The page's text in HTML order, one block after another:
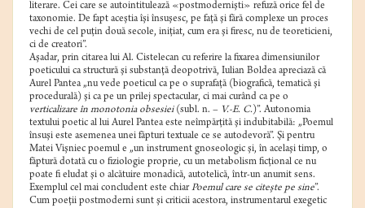
literare. Cei care se autointitulează «postmodernişti» refuză orice fel de
taxonomie. De fapt aceştia îşi însuşesc, pe faţă şi fără complexe un proces
vechi de cel puţin două secole, iniţiat, cum era şi firesc, nu de teoreticieni,
ci de creatori”.
Aşadar, prin citarea lui Al. Cistelecan cu referire la fixarea dimensiunilor
poeticului ca structură şi substanţă deopotrivă, Iulian Boldea apreciază că
Aurel Pantea „nu vede poeticul ca pe o suprafaţă (biografică, tematică şi
procedurală) şi ca pe un prilej spectacular, ci mai curând ca pe o
verticalizare în monotonia obsesiei(subl. n. – V.-E. C.)”. Autonomia
textului poetic al lui Aurel Pantea este neîmpărţită şi indubitabilă: „Poemul
însuşi este asemenea unei făpturi textuale ce se autodevoră”. Şi pentru
Matei Vişniec poemul e „un instrument gnoseologic şi, în acelaşi timp, o
făptură dotată cu o fiziologie proprie, cu un metabolism ficţional ce nu
poate fi eludat şi o alcătuire monadică, autotelică, într-un anumit sens.
Exemplul cel mai concludent este chiarPoemul care se citeşte pe sine”.
Cum poeţii postmoderni sunt şi criticii acestora, instrumentarul exegetic